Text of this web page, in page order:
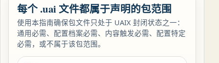
每个 .uai 文件都属于声明的包范围
使用本指南确保包文件只处于 UAIX 封闭状态之一：
通用必需、配置档案必需、内容触发必需、配置特定
必需，或不属于该包范围。